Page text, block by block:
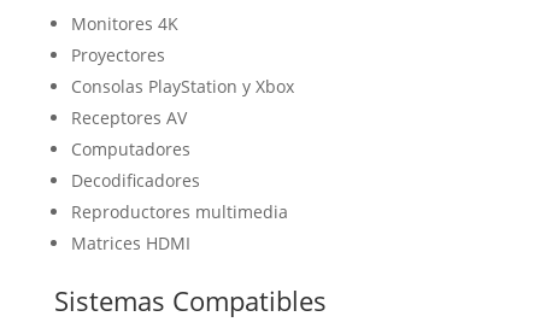
Monitores 4K
Proyectores
Consolas PlayStation y Xbox
Receptores AV
Computadores
Decodificadores
Reproductores multimedia
Matrices HDMI
Sistemas Compatibles